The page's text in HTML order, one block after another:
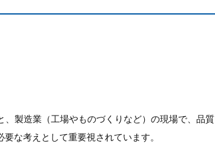
、製造業（工場やものづくりなど）の現場で、品質
な考えとして重要視されています。